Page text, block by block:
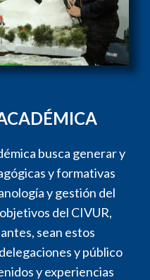
busca generar y
y formativas
y gestión del
del CIVUR,
sean estos
y público
y experiencias